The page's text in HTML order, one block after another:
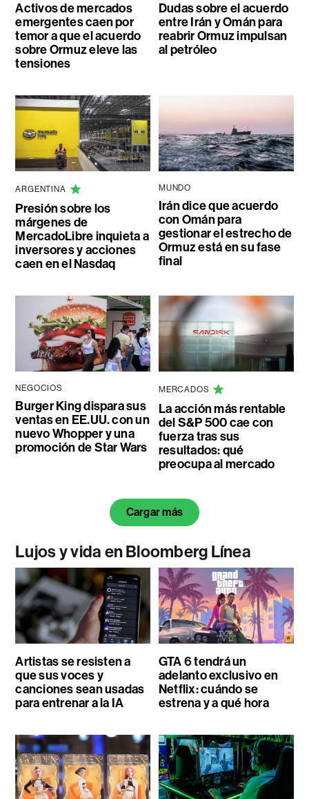
Activos de mercados
emergentes caen por
temor a que el acuerdo
sobre Ormuz eleve las
tensiones
Dudas sobre el acuerdo
entre Irán y Omán para
reabrir Ormuz impulsan
al petróleo
ARGENTINA
Presión sobre los
márgenes de
MercadoLibre inquieta a
inversores y acciones
caen en el Nasdaq
MUNDO
Irán dice que acuerdo
con Omán para
gestionar el estrecho de
Ormuz está en su fase
final
NEGOCIOS
Burger King dispara sus
ventas en EE.UU. con un
nuevo Whopper y una
promoción de Star Wars
MERCADOS
La acción más rentable
del S&P 500 cae con
fuerza tras sus
resultados: qué
preocupa al mercado
Cargar más
Lujos y vida en Bloomberg Línea
Artistas se resisten a
que sus voces y
canciones sean usadas
para entrenar a la IA
GTA 6 tendrá un
adelanto exclusivo en
Netflix: cuándo se
estrena y a qué hora